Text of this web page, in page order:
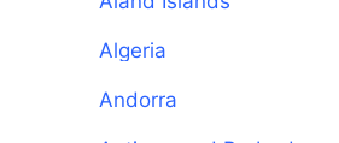
Algeria
Andorra